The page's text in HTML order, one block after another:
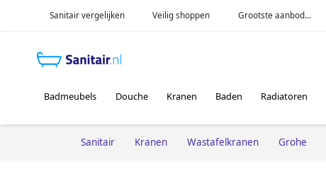
Sanitair vergelijken Veilig shoppen Grootste aanbod...
Badmeubels Douche Kranen Baden Radiatoren
Sanitair Kranen Wastafelkranen Grohe